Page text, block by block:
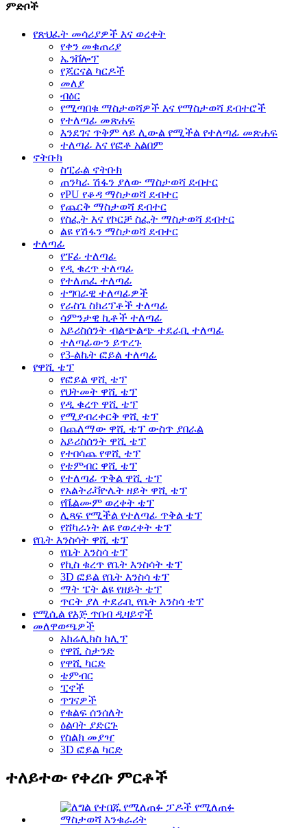
ምድቦች
የጽህፈት መሳሪያዎች እና ወረቀት
የቀን መቁጠሪያ
ኤንቨሎፕ
የጆርናል ካርዶች
መለያ
ብዕር
የሚጣበቁ ማስታወሻዎች እና የማስታወሻ ደብተሮች
የተለጣፊ መጽሐፍ
እንደገና ጥቅም ላይ ሊውል የሚችል የተለጣፊ መጽሐፍ
ተለጣፊ እና የፎቶ አልበም
ኖትቡክ
ስፒራል ኖትቡክ
ጠንካራ ሽፋን ያለው ማስታወሻ ደብተር
የPU የቆዳ ማስታወሻ ደብተር
የጨርቅ ማስታወሻ ደብተር
የስፌት እና የኮርቻ ስፌት ማስታወሻ ደብተር
ልዩ የሽፋን ማስታወሻ ደብተር
ተለጣፊ
የፑፊ ተለጣፊ
የዲ ቁረጥ ተለጣፊ
የተለጠፈ ተለጣፊ
ተግባራዊ ተለጣፊዎች
የራስጌ ስክሪፕቶች ተለጣፊ
ሳምንታዊ ኪቶች ተለጣፊ
አይሪስሰንት ብልጭልጭ ተደራቢ ተለጣፊ
ተለጣፊውን ይጥረጉ
የ3-ልኬት ፎይል ተለጣፊ
የዋሺ ቴፕ
የፎይል ዋሺ ቴፕ
የህትመት ዋሺ ቴፕ
የዲ ቁረጥ ዋሺ ቴፕ
የሚያብረቀርቅ ዋሺ ቴፕ
በጨለማው ዋሺ ቴፕ ውስጥ ያበራል
አይሪስሰንት ዋሺ ቴፕ
የተበሳጨ የዋሺ ቴፕ
የቴምብር ዋሺ ቴፕ
የተለጣፊ ጥቅል ዋሺ ቴፕ
የአልትራቫዮሌት ዘይት ዋሺ ቴፕ
የቬልሙም ወረቀት ቴፕ
ሊጻፍ የሚችል የተለጣፊ ጥቅል ቴፕ
የሸካራነት ልዩ የወረቀት ቴፕ
የቤት እንስሳት ዋሺ ቴፕ
የቤት እንስሳ ቴፕ
የኪስ ቁረጥ የቤት እንስሳት ቴፕ
3D ፎይል የቤት እንስሳ ቴፕ
ማት ፔት ልዩ የዘይት ቴፕ
ጥርት ያለ ተደራቢ የቤት እንስሳ ቴፕ
የሚሲል የእጅ ጥበብ ዲዛይኖች
መለዋወጫዎች
አክሬሊክስ ክሊፕ
የዋሺ ስታንድ
የዋሺ ካርድ
ቴምብር
ፒኖች
ጥገናዎች
የቁልፍ ሰንሰለት
ዕልባት ያድርጉ
የስልክ መያዣ
3D ፎይል ካርድ
ተለይተው የቀረቡ ምርቶች